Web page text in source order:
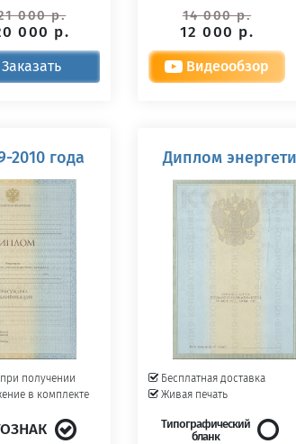
000 р.
000 р.
Заказать
14 000 р.
12 000 р.
Видеообзор
2010 года
получении
в комплекте
Диплом
Бесплатная доставка
Живая печать
Типографический
бланк